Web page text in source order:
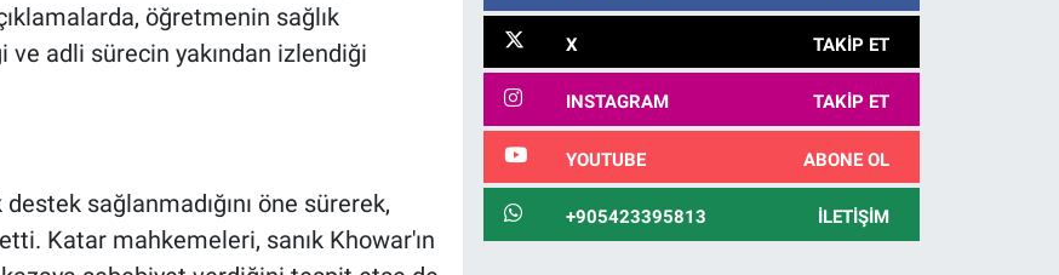
öğretmenin sağlık
adli sürecin yakından izlendiği
sağlanmadığını öne sürerek,
Katar mahkemeleri, sanık Khowar'ın
X TAKIP ET
INSTAGRAM TAKIP ET
YOUTUBE ABONE OL
+905423395813 İLETIŞIM